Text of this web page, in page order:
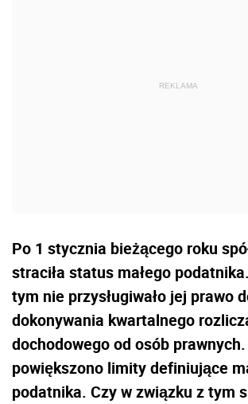
Po 1 stycznia bieżącego roku
straciła status małego
tym nie przysługiwało jej prawo
dokonywania kwartalnego
dochodowego od osób
powiększono limity definiujące
podatnika. Czy w związku z tym